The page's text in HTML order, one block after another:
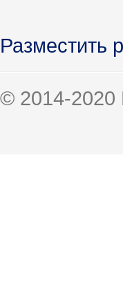
Разместить
© 2014-2020